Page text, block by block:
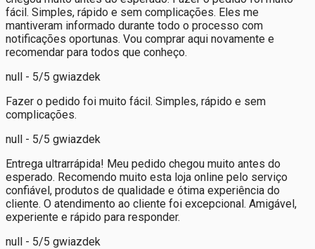
fácil. Simples, rápido e sem complicações. Eles me
mantiveram informado durante todo o processo com
notificações oportunas. Vou comprar aqui novamente e
recomendar para todos que conheço.
null - 5/5 gwiazdek
Fazer o pedido foi muito fácil. Simples, rápido e sem
complicações.
null - 5/5 gwiazdek
Entrega ultrarrápida! Meu pedido chegou muito antes do
esperado. Recomendo muito esta loja online pelo serviço
confiável, produtos de qualidade e ótima experiência do
cliente. O atendimento ao cliente foi excepcional. Amigável,
experiente e rápido para responder.
null - 5/5 gwiazdek